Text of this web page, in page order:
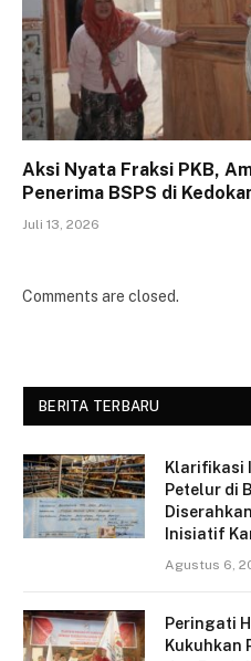
Aksi Nyata Fraksi PKB,
Penerima BSPS di
Juli 13, 2026
Comments are closed.
BERITA TERBARU
Klarifikasi
Petelur di
Inisiatif
Agustus 6,
Peringati
Kukuhkan